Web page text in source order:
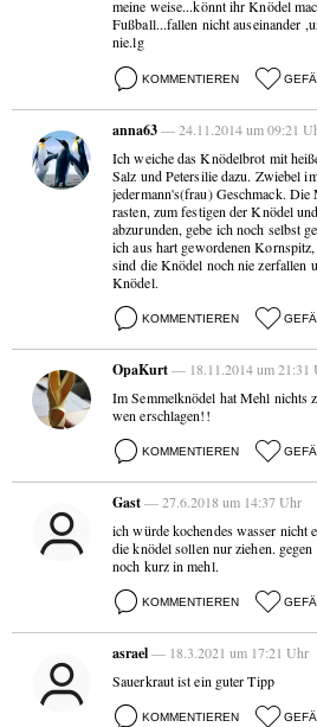
meine weise...könnt ihr Knödel
Fußball...fallen nicht auseinander
nie.lg
KOMMENTIEREN
anna63— 24.11.2014 um 09:21
Ich weiche das Knödelbrot mit
Salz und Petersilie dazu. Zwiebel
jedermann's(frau) Geschmack. Die
rasten, zum festigen der Knödel
abzurunden, gebe ich noch selbst
ich aus hart gewordenen
sind die Knödel noch nie zerfallen
Knödel.
KOMMENTIEREN
OpaKurt— 18.11.2014 um 21:31
Im Semmelknödel hat Mehl nichts
wen erschlagen!!
KOMMENTIEREN
Gast— 27.6.2018 um 14:37 Uhr
ich würde kochendes wasser nicht
die knödel sollen nur ziehen.
noch kurz in mehl.
KOMMENTIEREN
asrael— 18.3.2021 um 17:21 Uhr
Sauerkraut ist ein guter Tipp
KOMMENTIEREN